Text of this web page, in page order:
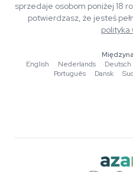
Polityka prywatności
Muzyka
Narzędzia i kalkulatory
sprzedaje osobom poniżej 18
potwierdzasz, że jesteś
polityka
English
·Nederlands ·Deutsch
Português
·Dansk ·